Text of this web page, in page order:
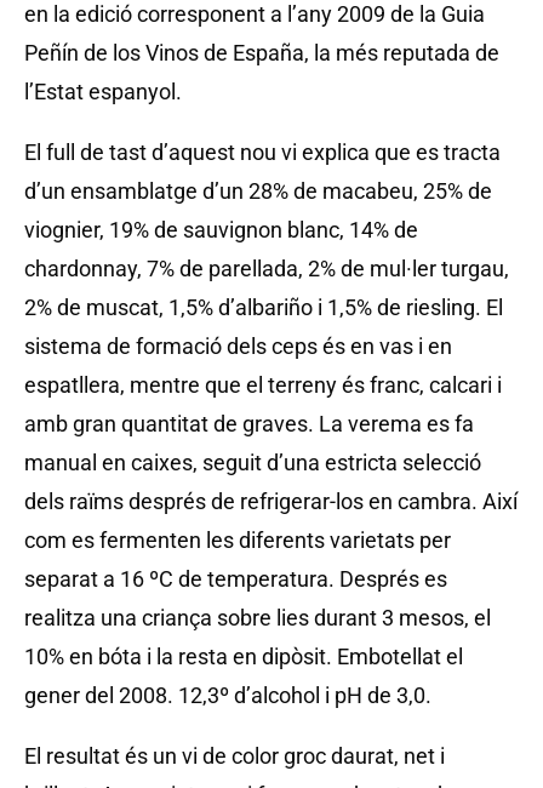
en la edició corresponent a l’any 2009 de la Guia
Peñín de los Vinos de España, la més reputada de
l’Estat espanyol.
El full de tast d’aquest nou vi explica que es tracta
d’un ensamblatge d’un 28% de macabeu, 25% de
viognier, 19% de sauvignon blanc, 14% de
chardonnay, 7% de parellada, 2% de mul·ler turgau,
2% de muscat, 1,5% d’albariño i 1,5% de riesling. El
sistema de formació dels ceps és en vas i en
espatllera, mentre que el terreny és franc, calcari i
amb gran quantitat de graves. La verema es fa
manual en caixes, seguit d’una estricta selecció
dels raïms després de refrigerar-los en cambra. Així
com es fermenten les diferents varietats per
separat a 16 ºC de temperatura. Després es
realitza una criança sobre lies durant 3 mesos, el
10% en bóta i la resta en dipòsit. Embotellat el
gener del 2008. 12,3º d’alcohol i pH de 3,0.
El resultat és un vi de color groc daurat, net i